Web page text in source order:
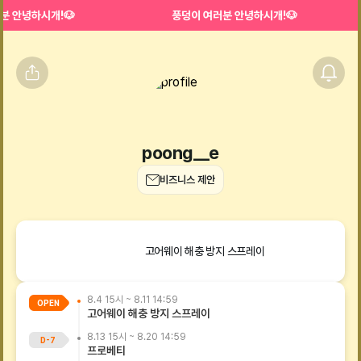
안녕하시개!🐶 풍덩이 여러분 안녕하시개!🐶
poong__e
비즈니스 제안
고어웨이 해충 방지 스프레이
OPEN 8.4 15시 ~ 8.11 14:59
고어웨이 해충 방지 스프레이
D-7 8.13 15시 ~ 8.20 14:59
프로베티